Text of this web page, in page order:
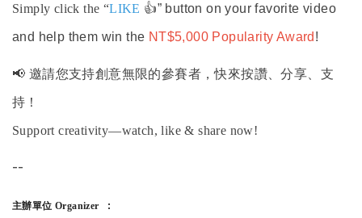
Simply click the “LIKE 👍” button on your favorite video
and help them win the NT$5,000 Popularity Award !
📢 邀請您支持創意無限的參賽者，快來按讚、分享、支
持！
Support creativity—watch, like & share now!
--
主辦單位 Organizer :